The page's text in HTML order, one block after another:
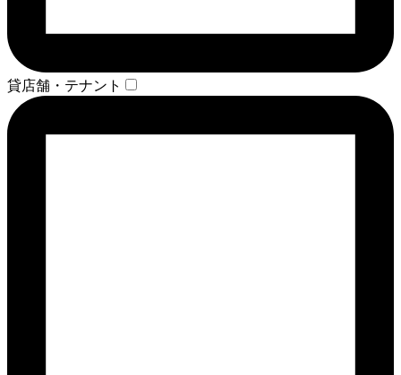
貸店舗・テナント